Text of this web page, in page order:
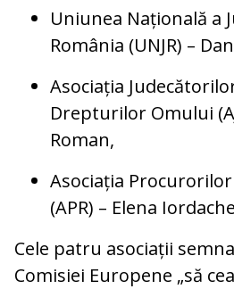
Uniunea Națională a
România (UNJR) –
Asociația
Drepturilor Omului
Roman,
Asociația
(APR) – Elena
Cele patru asociații
Comisiei Europene „să